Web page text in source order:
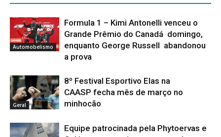
Automobelismo
Formula 1 – Kimi Antonelli venceu o
Grande Prêmio do Canadá domingo,
enquanto George Russell abandonou
a prova
Geral
8º Festival Esportivo Elas na
CAASP fecha mês de março no
minhocão
Equipe patrocinada pela Phytoervas e